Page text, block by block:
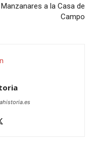
Manzanares a la Casa de
Campo